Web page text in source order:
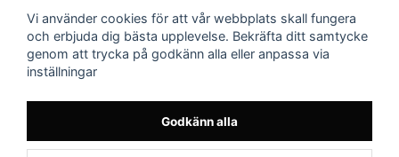
Kundtjänst
Mobil: 08 509 075 83
Mail: Bildekaler@gmail.com
Öppetider 11:00-18:00
Vi använder cookies för att vår webbplats skall fungera
och erbjuda dig bästa upplevelse. Bekräfta ditt samtycke
genom att trycka på godkänn alla eller anpassa via
inställningar
Godkänn alla